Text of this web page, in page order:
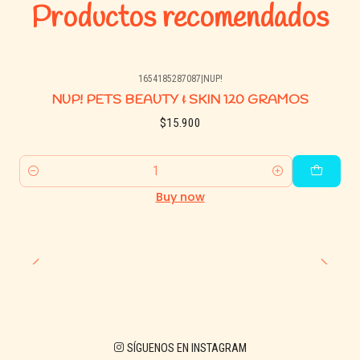
🐕🐈 Mascotas Recomendadas
Especialmente útil en cachorros, adultos mayores o
Productos recomendados
1654185287087|NUP!
NUP! PETS BEAUTY & SKIN 120 GRAMOS
$15.900
Quantity
Buy now
SÍGUENOS EN INSTAGRAM